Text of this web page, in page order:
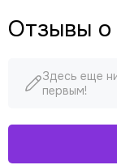
Отзывы о
Здесь еще
первым!